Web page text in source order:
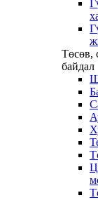
Төсөв,
байдал